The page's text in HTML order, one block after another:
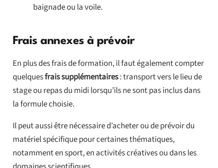
baignade ou la voile.
Frais annexes à prévoir
En plus des frais de formation, il faut également compter
quelquesfrais supplémentaires: transport vers le lieu de
stage ou repas du midi lorsqu’ils ne sont pas inclus dans
la formule choisie.
Il peut aussi être nécessaire d’acheter ou de prévoir du
matériel spécifique pour certaines thématiques,
notamment en sport, en activités créatives ou dans les